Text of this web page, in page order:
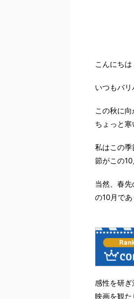
こんにちは
いつもバリ
この秋に向
ちょっと寒
私はこの
節がこの10
当然、春
の10月で
感性を研ぎ
映画を観